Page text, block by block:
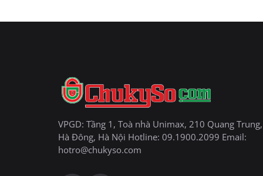
VPGD: Tầng 1, Toà nhà Unimax, 210 Quang Trung,
Hà Đông, Hà Nội Hotline: 09.1900.2099 Email:
hotro@chukyso.com